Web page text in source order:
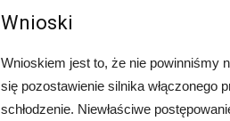
Wnioski
Wnioskiem jest to, że nie powinniśmy
się pozostawienie silnika włączonego
schłodzenie. Niewłaściwe